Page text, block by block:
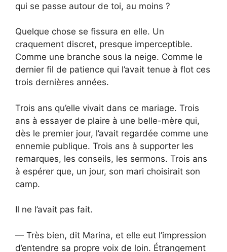
qui se passe autour de toi, au moins ?
Quelque chose se fissura en elle. Un
craquement discret, presque imperceptible.
Comme une branche sous la neige. Comme le
dernier fil de patience qui l’avait tenue à flot ces
trois dernières années.
Trois ans qu’elle vivait dans ce mariage. Trois
ans à essayer de plaire à une belle-mère qui,
dès le premier jour, l’avait regardée comme une
ennemie publique. Trois ans à supporter les
remarques, les conseils, les sermons. Trois ans
à espérer que, un jour, son mari choisirait son
camp.
Il ne l’avait pas fait.
— Très bien, dit Marina, et elle eut l’impression
d’entendre sa propre voix de loin. Étrangement